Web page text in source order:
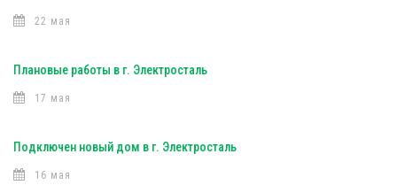
22 мая
Плановые работы в г. Электросталь
17 мая
Подключен новый дом в г. Электросталь
16 мая